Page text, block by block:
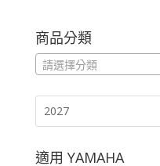
商品分類
請選擇分類
適用 YAMAHA